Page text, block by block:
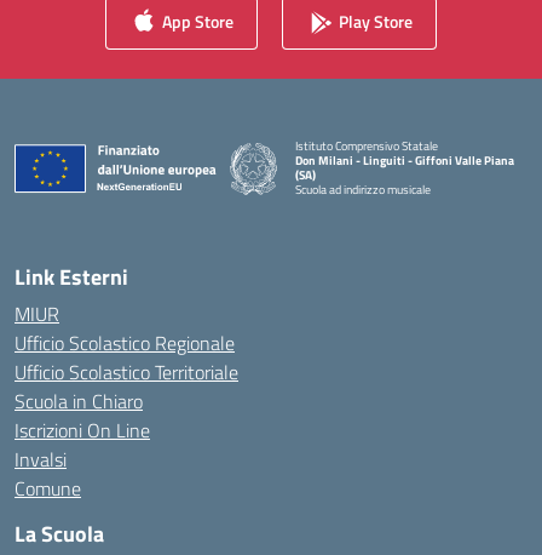
App Store Play Store
Istituto Comprensivo Statale
Don Milani - Linguiti - Giffoni Valle Piana
(SA)
Scuola ad indirizzo musicale
Link Esterni
MIUR
Ufficio Scolastico Regionale
Ufficio Scolastico Territoriale
Scuola in Chiaro
Iscrizioni On Line
Invalsi
Comune
La Scuola